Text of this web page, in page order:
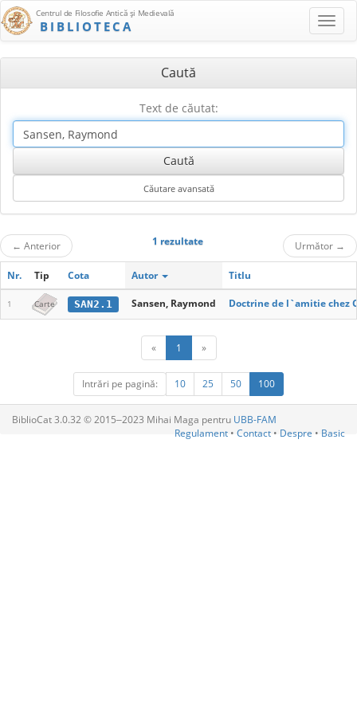
Centrul de Filosofie Antică şi Medievală
BIBLIOTECA
Caută
Text de căutat:
← Anterior 1 rezultate Următor →
Nr. Tip Cota Autor Titlu
1 Carte SAN2.1 Sansen, Raymond Doctrine de l`amitie chez
« 1 »
Intrări pe pagină: 10 25 50 100
BiblioCat 3.0.32 © 2015‒2023 Mihai Maga pentru UBB-FAM
Regulament • Contact • Despre • Basic